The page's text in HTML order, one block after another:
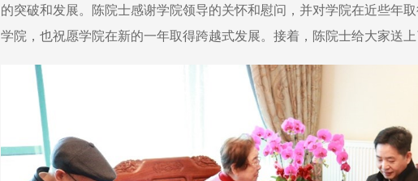
的突破和发展。陈院士感谢学院领导的关怀和慰问，并对学院在近些年
学院，也祝愿学院在新的一年取得跨越式发展。接着，陈院士给大家送